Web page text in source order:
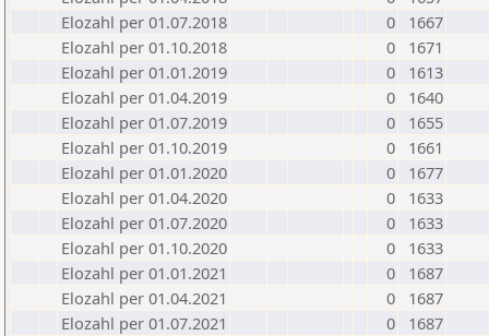
Elozahl per 01.07.2018
0
1667
Elozahl per 01.10.2018
0
1671
Elozahl per 01.01.2019
0
1613
Elozahl per 01.04.2019
0
1640
Elozahl per 01.07.2019
0
1655
Elozahl per 01.10.2019
0
1661
Elozahl per 01.01.2020
0
1677
Elozahl per 01.04.2020
0
1633
Elozahl per 01.07.2020
0
1633
Elozahl per 01.10.2020
0
1633
Elozahl per 01.01.2021
0
1687
Elozahl per 01.04.2021
0
1687
Elozahl per 01.07.2021
0
1687